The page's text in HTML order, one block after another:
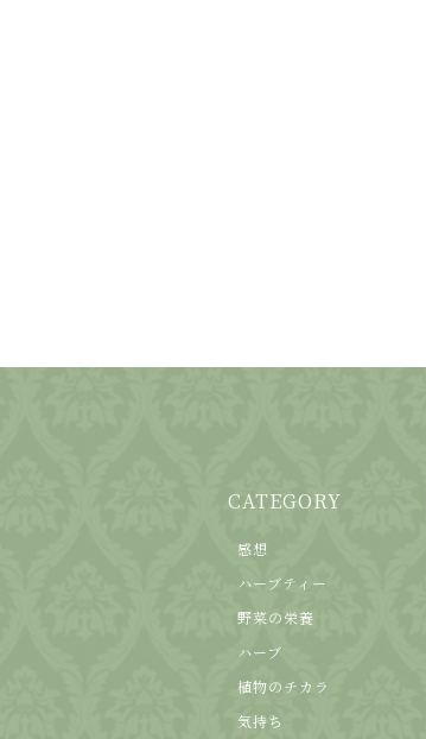
CATEGORY
感想
ハーブティー
野菜の栄養
ハーブ
植物のチカラ
気持ち